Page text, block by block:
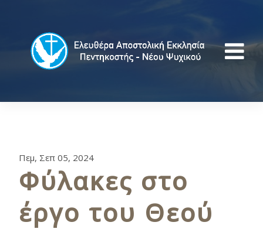
Πεμ, Σεπ 05, 2024
Φύλακες στο
έργο του Θεού